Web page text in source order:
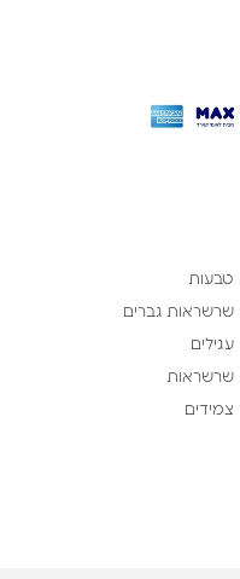
טבעות
שרשראות גברים
עגילים
שרשראות
צמידים